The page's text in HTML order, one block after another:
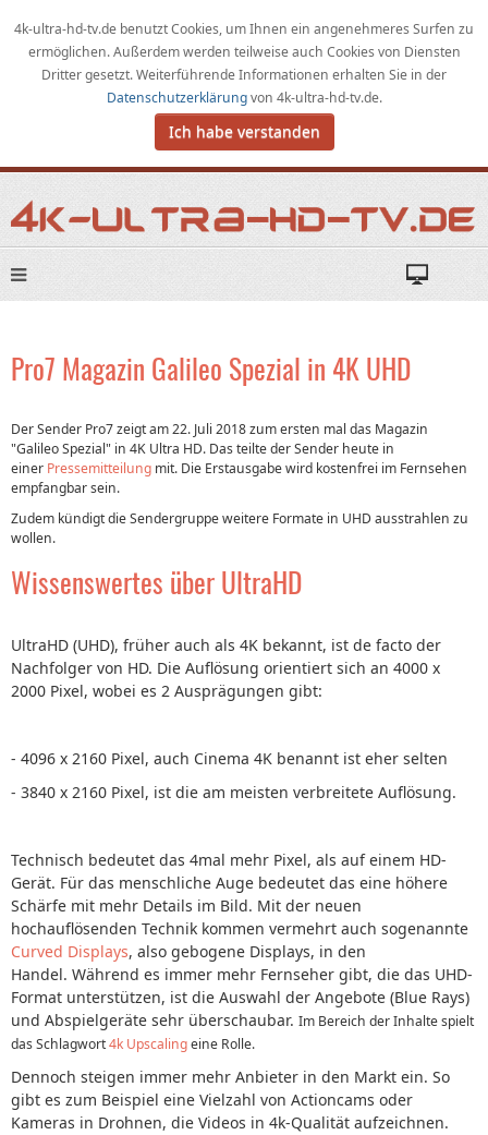
4k-ultra-hd-tv.de benutzt Cookies, umIhnen ein angenehmeres Surfen zu
ermöglichen.Außerdem werden teilweise auch Cookies von Diensten
Dritter gesetzt. Weiterführende Informationen erhalten Sie in der
Datenschutzerklärungvon 4k-ultra-hd-tv.de.
Ich habe verstanden
Pro7 Magazin Galileo Spezial in 4K UHD
Der Sender Pro7 zeigt am 22. Juli 2018 zum ersten mal das Magazin
"Galileo Spezial" in 4K Ultra HD. Das teilte der Sender heute in
einer Pressemitteilung mit. Die Erstausgabe wird kostenfrei im Fernsehen
empfangbar sein.
Zudem kündigt die Sendergruppe weitere Formate in UHD ausstrahlen zu
wollen.
Wissenswertes über UltraHD
UltraHD (UHD), früher auch als 4K bekannt, ist de facto der
Nachfolger von HD. Die Auflösung orientiert sich an 4000 x
2000 Pixel, wobei es 2 Ausprägungen gibt:
- 4096 x 2160 Pixel, auch Cinema 4K benannt ist eher selten
- 3840 x 2160 Pixel, ist die am meisten verbreitete Auflösung.
Technisch bedeutet das 4mal mehr Pixel, als auf einem HD-
Gerät. Für das menschliche Auge bedeutet das eine höhere
Schärfe mit mehr Details im Bild. Mit der neuen
hochauflösenden Technik kommen vermehrt auch sogenannte
Curved Displays, also gebogene Displays, in den
Handel. Während es immer mehr Fernseher gibt, die das UHD-
Format unterstützen, ist die Auswahl der Angebote (Blue Rays)
und Abspielgeräte sehr überschaubar. Im Bereich der Inhalte spielt
das Schlagwort4k Upscalingeine Rolle.
Dennoch steigen immer mehr Anbieter in den Markt ein. So
gibt es zum Beispiel eine Vielzahl von Actioncams oder
Kameras in Drohnen, die Videos in 4k-Qualität aufzeichnen.